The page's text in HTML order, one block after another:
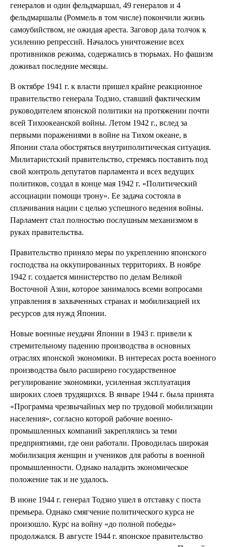
генералов и один фельдмаршал, 49 генералов и 4
фельдмаршалы (Роммель в том числе) покончили жизнь
самоубийством, не ожидая ареста. Заговор дала толчок к
усилению репрессий. Началось уничтожение всех
противников режима, содержались в тюрьмах. Но фашизм
доживал последние месяцы.
В октябре 1941 г. к власти пришел крайне реакционное
правительство генерала Тодзио, ставший фактическим
руководителем японской политики на протяжении почти
всей Тихоокеанской войны. Летом 1942 г., вслед за
первыми поражениями в войне на Тихом океане, в
Японии стала обостряться внутриполитическая ситуация.
Милитаристский правительство, стремясь поставить под
свой контроль депутатов парламента и всех ведущих
политиков, создал в конце мая 1942 г. «Политический
ассоциации помощи трону». Ее задача состояла в
сплачивания нации с целью успешного ведения войны.
Парламент стал полностью послушным механизмом в
руках правительства.
Правительство приняло меры по укреплению японского
господства на оккупированных территориях. В ноябре
1942 г. создается министерство по делам Великой
Восточной Азии, которое занималось всеми вопросами
управления в захваченных странах и мобилизацией их
ресурсов для нужд Японии.
Новые военные неудачи Японии в 1943 г. привели к
стремительному падению производства в основных
отраслях японской экономики. В интересах роста военного
производства было расширено государственное
регулирование экономики, усиленная эксплуатация
широких слоев трудящихся. В январе 1944 г. была принята
«Программа чрезвычайных мер по трудовой мобилизации
населения», согласно которой рабочие военно-
промышленных компаний закреплялись за теми
предприятиями, где они работали. Проводилась широкая
мобилизация женщин и учеников для работы в военной
промышленности. Однако наладить экономическое
положение так и не удалось.
В июне 1944 г. генерал Тодзио ушел в отставку с поста
премьера. Однако смягчение политического курса не
произошло. Курс на войну «до полной победы»
продолжался. В августе 1944 г. японское правительство